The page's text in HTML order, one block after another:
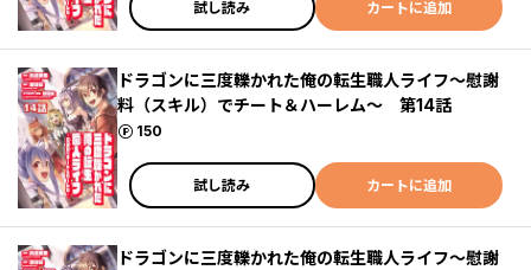
試し読み カートに追加
ドラゴンに三度轢かれた俺の転生職人ライフ～慰謝
料（スキル）でチート＆ハーレム～ 第14話
150
ポイント
試し読み カートに追加
ドラゴンに三度轢かれた俺の転生職人ライフ～慰謝